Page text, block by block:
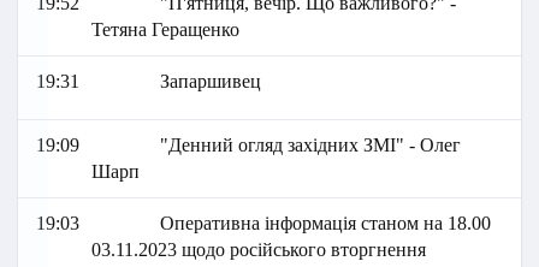
Тетяна Геращенко
19:31 Запаршивец
19:09
"Денний огляд західних ЗМІ" - Олег
Шарп
19:03
Оперативна інформація станом на 18.00
03.11.2023 щодо російського вторгнення